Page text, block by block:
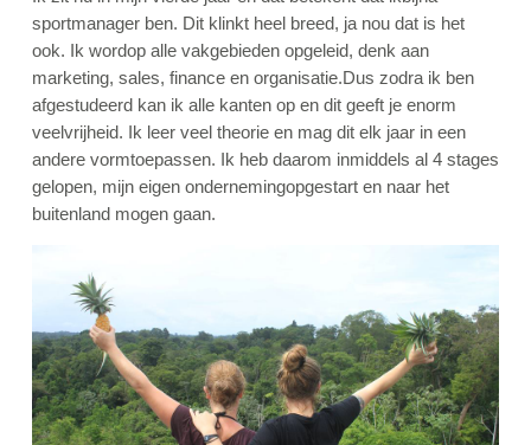
sportmanager ben. Dit klinkt heel breed, ja nou dat is het
ook. Ik wordop alle vakgebieden opgeleid, denk aan
marketing, sales, finance en organisatie.Dus zodra ik ben
afgestudeerd kan ik alle kanten op en dit geeft je enorm
veelvrijheid. Ik leer veel theorie en mag dit elk jaar in een
andere vormtoepassen. Ik heb daarom inmiddels al 4 stages
gelopen, mijn eigen ondernemingopgestart en naar het
buitenland mogen gaan.